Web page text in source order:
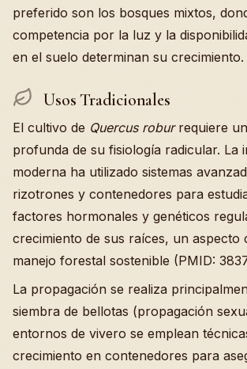
preferido son los bosques mixtos,
competencia por la luz y la
en el suelo determinan su crecimiento.
Usos Tradicionales
El cultivo de Quercus roburrequiere
profunda de su fisiología radicular. La
moderna ha utilizado sistemas
rizotrones y contenedores para
factores hormonales y genéticos
crecimiento de sus raíces, un aspecto
manejo forestal sostenible (PMID:
La propagación se realiza
siembra de bellotas (propagación
entornos de vivero se emplean
crecimiento en contenedores para